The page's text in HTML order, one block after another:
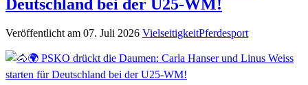
Deutschland bei der U25-WM!
Veröffentlicht am 07. Juli 2026 VielseitigkeitPferdesport